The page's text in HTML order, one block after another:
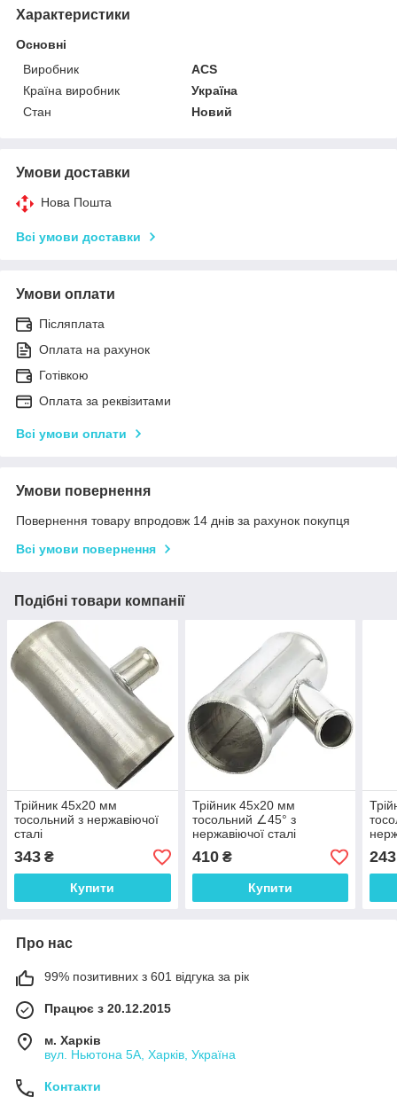
Характеристики
Основні
Виробник
ACS
Країна виробник
Україна
Стан
Новий
Умови доставки
Нова Пошта
Всі умови доставки
Умови оплати
Післяплата
Оплата на рахунок
Готівкою
Оплата за реквізитами
Всі умови оплати
Умови повернення
Повернення товару впродовж 14 днів за рахунок покупця
Всі умови повернення
Подібні товари компанії
Трійник 45x20 мм
тосольний з нержавіючої
сталі
343 ₴
Купити
Трійник 45x20 мм
тосольний ∠45° з
нержавіючої сталі
410₴
Купити
243
Про нас
99% позитивних з 601 відгука за рік
Працює з 20.12.2015
м. Харків
вул. Ньютона 5А, Харків, Україна
Контакти